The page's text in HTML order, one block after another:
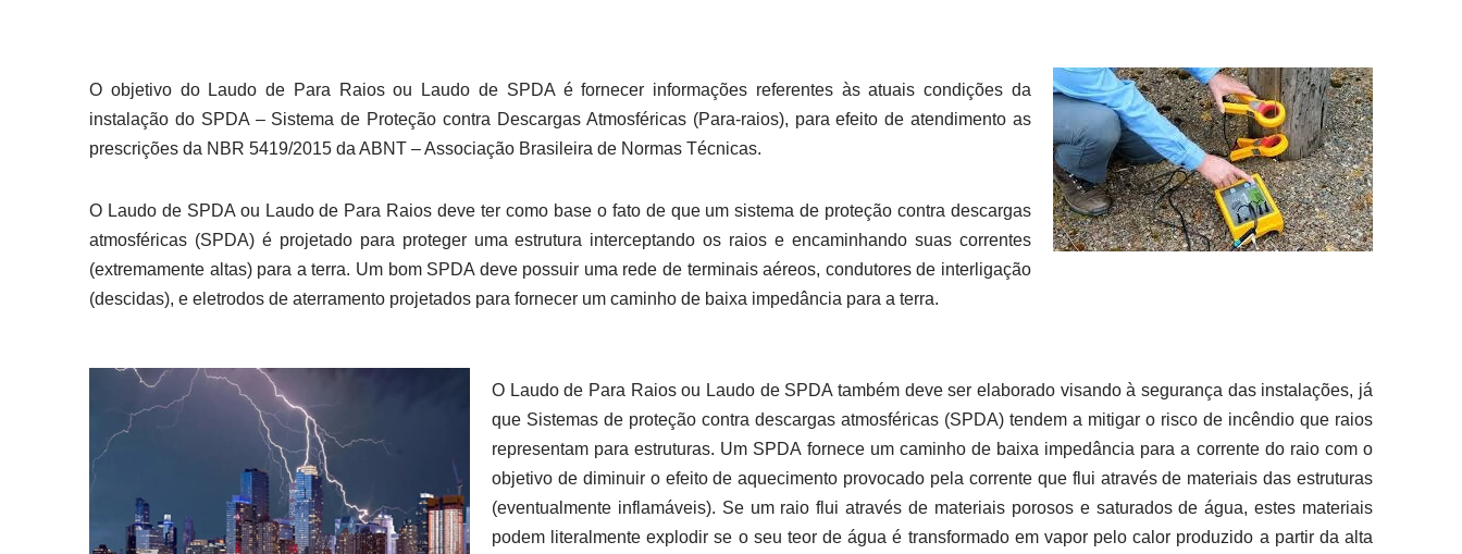
O objetivo do Laudo de Para Raios ou Laudo de SPDA é fornecer informações referentes às atuais condições da
instalação do SPDA – Sistema de Proteção contra Descargas Atmosféricas (Para-raios), para efeito de atendimento as
prescrições da NBR 5419/2015 da ABNT – Associação Brasileira de Normas Técnicas.
O Laudo de SPDA ou Laudo de Para Raios deve ter como base o fato de que um sistema de proteção contra descargas
atmosféricas (SPDA) é projetado para proteger uma estrutura interceptando os raios e encaminhando suas correntes
(extremamente altas) para a terra. Um bom SPDA deve possuir uma rede de terminais aéreos, condutores de interligação
(descidas), e eletrodos de aterramento projetados para fornecer um caminho de baixa impedância para a terra.
O Laudo de Para Raios ou Laudo de SPDA também deve ser elaborado visando à segurança das instalações, já
que Sistemas de proteção contra descargas atmosféricas (SPDA) tendem a mitigar o risco de incêndio que raios
representam para estruturas. Um SPDA fornece um caminho de baixa impedância para a corrente do raio com o
objetivo de diminuir o efeito de aquecimento provocado pela corrente que flui através de materiais das estruturas
(eventualmente inflamáveis). Se um raio flui através de materiais porosos e saturados de água, estes materiais
podem literalmente explodir se o seu teor de água é transformado em vapor pelo calor produzido a partir da alta